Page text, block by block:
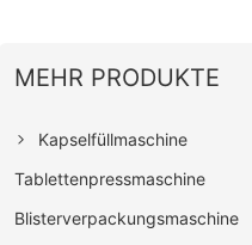
MEHR PRODUKTE
Kapselfüllmaschine
Tablettenpressmaschine
Blisterverpackungsmaschine